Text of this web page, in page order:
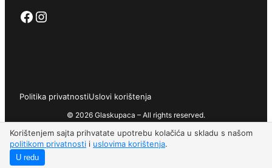
Korištenjem sajta prihvatate upotrebu kolačića u skladu s našom
politikom privatnosti i uslovima korištenja.
U redu
Facebook Instagram
Politika privatnostiUslovi korištenja
© 2026 Glaskupaca – All rights reserved.